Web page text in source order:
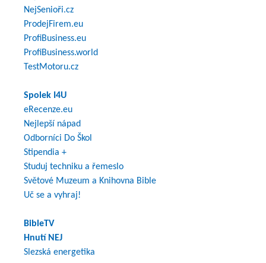
NejSenioři.cz
ProdejFirem.eu
ProfiBusiness.eu
ProfiBusiness.world
TestMotoru.cz
Spolek I4U
eRecenze.eu
Nejlepší nápad
Odborníci Do Škol
Stipendia +
Studuj techniku a řemeslo
Světové Muzeum a Knihovna Bible
Uč se a vyhraj!
BibleTV
Hnutí NEJ
Slezská energetika